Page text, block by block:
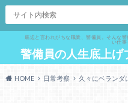
底辺と言われがちな職業、警備員。そんな
い仕事
警備員の人生底上げ
HOME 日常考察 久々にベランダ